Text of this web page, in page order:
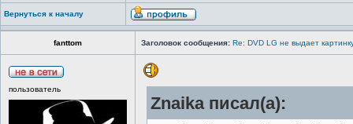
Вернуться к началу
fanttom Заголовок сообщения: Re: DVD LG не выдает
пользователь
Znaika писал(а):